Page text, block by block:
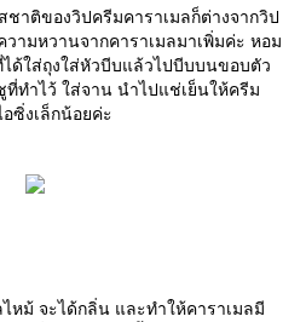
าติของวิปครีมคาราเมลก็ต่างจากวิป
ามหวานจากคาราเมลมาเพิ่มค่ะ หอม
ด้ใส่ถุงใส่หัวบีบแล้วไปบีบบนขอบตัว
ที่ทำไว้ ใส่จาน นำไปแช่เย็นให้ครีม
ซิ่งเล็กน้อยค่ะ
หม้ จะได้กลิ่น และทำให้คาราเมลมี